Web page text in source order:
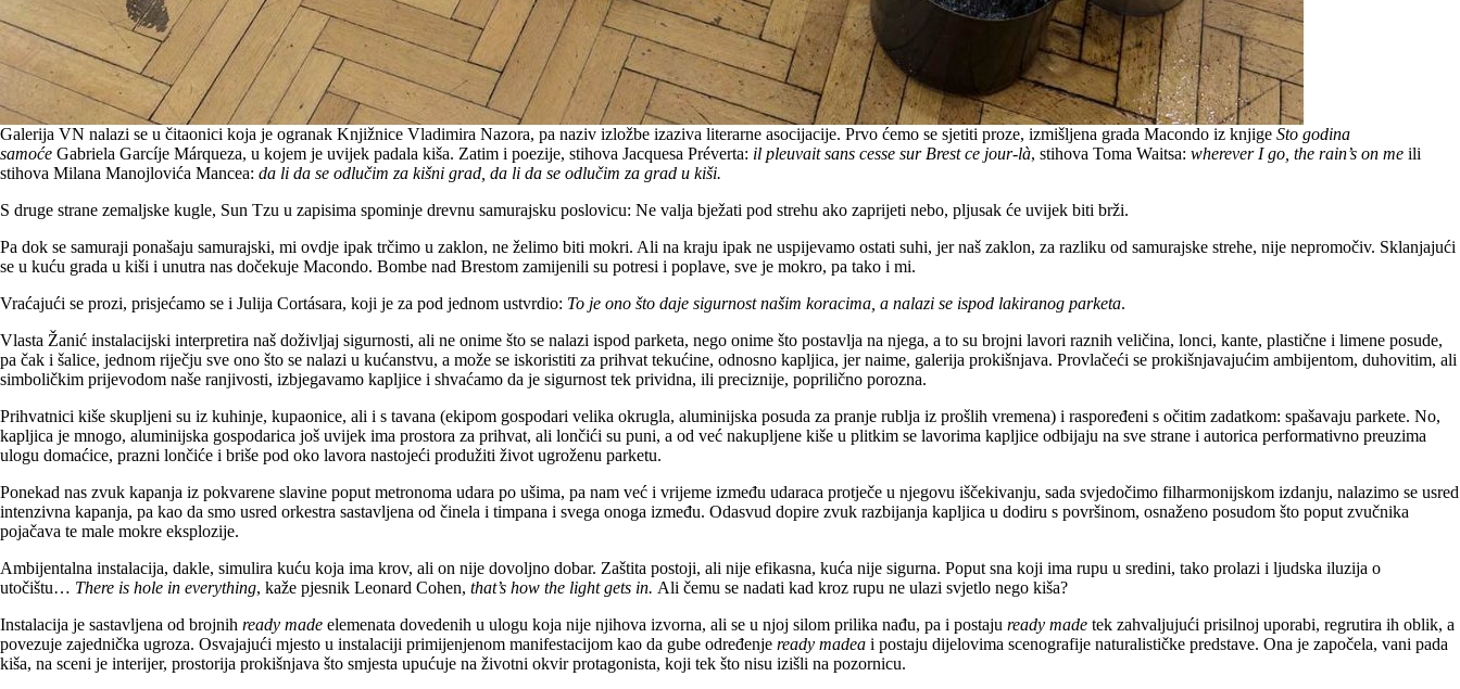
Galerija VN nalazi se u čitaonici koja je ogranak Knjižnice Vladimira Nazora, pa naziv izložbe izaziva literarne asocijacije. Prvo ćemo se sjetiti proze, izmišljena grada Macondo iz knjige Sto godina
samoće Gabriela Garcíje Márqueza, u kojem je uvijek padala kiša. Zatim i poezije, stihova Jacquesa Préverta: il pleuvait sans cesse sur Brest ce jour-là, stihova Toma Waitsa: wherever I go, the rain’s on me ili
stihova Milana Manojlovića Mancea: da li da se odlučim za kišni grad, da li da se odlučim za grad u kiši.
S druge strane zemaljske kugle, Sun Tzu u zapisima spominje drevnu samurajsku poslovicu: Ne valja bježati pod strehu ako zaprijeti nebo, pljusak će uvijek biti brži.
Pa dok se samuraji ponašaju samurajski, mi ovdje ipak trčimo u zaklon, ne želimo biti mokri. Ali na kraju ipak ne uspijevamo ostati suhi, jer naš zaklon, za razliku od samurajske strehe, nije nepromočiv. Sklanjajući
se u kuću grada u kiši i unutra nas dočekuje Macondo. Bombe nad Brestom zamijenili su potresi i poplave, sve je mokro, pa tako i mi.
Vraćajući se prozi, prisjećamo se i Julija Cortásara, koji je za pod jednom ustvrdio: To je ono što daje sigurnost našim koracima, a nalazi se ispod lakiranog parketa.
Vlasta Žanić instalacijski interpretira naš doživljaj sigurnosti, ali ne onime što se nalazi ispod parketa, nego onime što postavlja na njega, a to su brojni lavori raznih veličina, lonci, kante, plastične i limene posude,
pa čak i šalice, jednom riječju sve ono što se nalazi u kućanstvu, a može se iskoristiti za prihvat tekućine, odnosno kapljica, jer naime, galerija prokišnjava. Provlačeći se prokišnjavajućim ambijentom, duhovitim, ali
simboličkim prijevodom naše ranjivosti, izbjegavamo kapljice i shvaćamo da je sigurnost tek prividna, ili preciznije, poprilično porozna.
Prihvatnici kiše skupljeni su iz kuhinje, kupaonice, ali i s tavana (ekipom gospodari velika okrugla, aluminijska posuda za pranje rublja iz prošlih vremena) i raspoređeni s očitim zadatkom: spašavaju parkete. No,
kapljica je mnogo, aluminijska gospodarica još uvijek ima prostora za prihvat, ali lončići su puni, a od već nakupljene kiše u plitkim se lavorima kapljice odbijaju na sve strane i autorica performativno preuzima
ulogu domaćice, prazni lončiće i briše pod oko lavora nastojeći produžiti život ugroženu parketu.
Ponekad nas zvuk kapanja iz pokvarene slavine poput metronoma udara po ušima, pa nam već i vrijeme između udaraca protječe u njegovu iščekivanju, sada svjedočimo filharmonijskom izdanju, nalazimo se usred
intenzivna kapanja, pa kao da smo usred orkestra sastavljena od činela i timpana i svega onoga između. Odasvud dopire zvuk razbijanja kapljica u dodiru s površinom, osnaženo posudom što poput zvučnika
pojačava te male mokre eksplozije.
Ambijentalna instalacija, dakle, simulira kuću koja ima krov, ali on nije dovoljno dobar. Zaštita postoji, ali nije efikasna, kuća nije sigurna. Poput sna koji ima rupu u sredini, tako prolazi i ljudska iluzija o
utočištu… There is hole in everything, kaže pjesnik Leonard Cohen, that’s how the light gets in. Ali čemu se nadati kad kroz rupu ne ulazi svjetlo nego kiša?
Instalacija je sastavljena od brojnih ready made elemenata dovedenih u ulogu koja nije njihova izvorna, ali se u njoj silom prilika nađu, pa i postaju ready made tek zahvaljujući prisilnoj uporabi, regrutira ih oblik, a
povezuje zajednička ugroza. Osvajajući mjesto u instalaciji primijenjenom manifestacijom kao da gube određenje ready madea i postaju dijelovima scenografije naturalističke predstave. Ona je započela, vani pada
kiša, na sceni je interijer, prostorija prokišnjava što smjesta upućuje na životni okvir protagonista, koji tek što nisu izišli na pozornicu.